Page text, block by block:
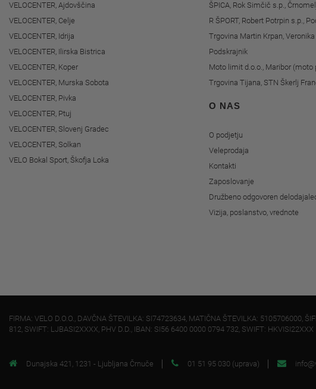
VELOCENTER, Ajdovščina
VELOCENTER, Celje
VELOCENTER, Idrija
VELOCENTER, Ilirska Bistrica
VELOCENTER, Koper
VELOCENTER, Murska Sobota
VELOCENTER, Pivka
VELOCENTER, Ptuj
VELOCENTER, Slovenj Gradec
VELOCENTER, Solkan
VELO Bokal Sport, Škofja Loka
ŠPICA, Rok Simčič s.p.,
R ŠPORT, Robert Potrpin s.p.,
Trgovina Martin Krpan,
Podskrajnik
Moto limit d.o.o., Maribor (moto
Trgovina Tijana, STN Škerlj
O NAS
O podjetju
Veleprodaja
Kontakti
Zaposlovanje
Družbeno odgovoren
Vizija, poslanstvo, vrednote
FIRMA: VELO D.O.O., DAVČNA ŠTEVILKA: SI74723634, MATIČNA ŠTEVILKA: 5105706000,
812, SWIFT: LJBASI2XXXX, PHV D.D., IBAN: SI56 6400 0000 0794 732, SWIFT: HKVISI22XXX
Dunajska 421, 1231 - Ljubljana Črnuče 01 51 95 030 (uprava)